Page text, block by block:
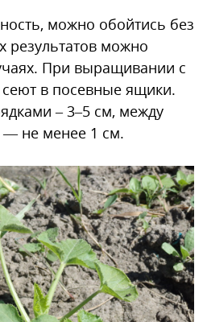
можно обойтись без
результатов можно
При выращивании с
в посевные ящики.
– 3–5 см, между
— не менее 1 см.